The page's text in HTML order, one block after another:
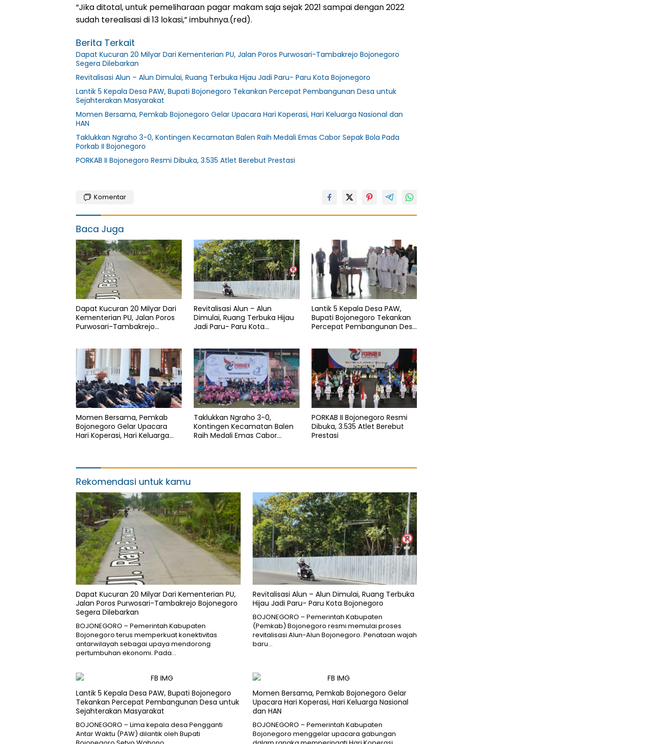
“Jika ditotal, untuk pemeliharaan pagar makam saja sejak 2021 sampai dengan 2022
sudah terealisasi di 13 lokasi,” imbuhnya.(red).
Berita Terkait
Dapat Kucuran 20 Milyar Dari Kementerian PU, Jalan Poros Purwosari-Tambakrejo Bojonegoro
Segera Dilebarkan
Revitalisasi Alun – Alun Dimulai, Ruang Terbuka Hijau Jadi Paru- Paru Kota Bojonegoro
Lantik 5 Kepala Desa PAW, Bupati Bojonegoro Tekankan Percepat Pembangunan Desa untuk
Sejahterakan Masyarakat
Momen Bersama, Pemkab Bojonegoro Gelar Upacara Hari Koperasi, Hari Keluarga Nasional dan
HAN
Taklukkan Ngraho 3-0, Kontingen Kecamatan Balen Raih Medali Emas Cabor Sepak Bola Pada
Porkab II Bojonegoro
PORKAB II Bojonegoro Resmi Dibuka, 3.535 Atlet Berebut Prestasi
Komentar
Baca Juga
Dapat Kucuran 20 Milyar Dari
Kementerian PU, Jalan Poros
Purwosari-Tambakrejo
Revitalisasi Alun – Alun
Dimulai, Ruang Terbuka Hijau
Jadi Paru- Paru Kota
Lantik 5 Kepala Desa PAW,
Bupati Bojonegoro Tekankan
Percepat Pembangunan Desa
Momen Bersama, Pemkab
Bojonegoro Gelar Upacara
Hari Koperasi, Hari Keluarga
Taklukkan Ngraho 3-0,
Kontingen Kecamatan Balen
Raih Medali Emas Cabor
PORKAB II Bojonegoro Resmi
Dibuka, 3.535 Atlet Berebut
Prestasi
Rekomendasi untuk kamu
Dapat Kucuran 20 Milyar Dari Kementerian PU,
Jalan Poros Purwosari-Tambakrejo Bojonegoro
Segera Dilebarkan
BOJONEGORO – Pemerintah Kabupaten
Bojonegoro terus memperkuat konektivitas
antarwilayah sebagai upaya mendorong
pertumbuhan ekonomi. Pada…
Revitalisasi Alun – Alun Dimulai, Ruang Terbuka
Hijau Jadi Paru- Paru Kota Bojonegoro
BOJONEGORO – Pemerintah Kabupaten
(Pemkab) Bojonegoro resmi memulai proses
revitalisasi Alun-Alun Bojonegoro. Penataan wajah
baru…
Lantik 5 Kepala Desa PAW, Bupati Bojonegoro
Tekankan Percepat Pembangunan Desa untuk
Sejahterakan Masyarakat
BOJONEGORO – Lima kepala desa Pengganti
Antar Waktu (PAW) dilantik oleh Bupati
Momen Bersama, Pemkab Bojonegoro Gelar
Upacara Hari Koperasi, Hari Keluarga Nasional
dan HAN
BOJONEGORO – Pemerintah Kabupaten
Bojonegoro menggelar upacara gabungan